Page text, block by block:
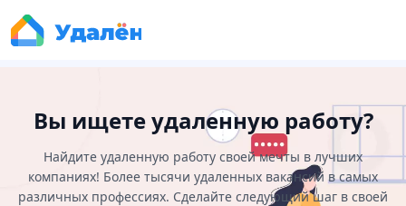
Вы ищете удаленную работу?
Найдите удаленную работу своей мечты в лучших
компаниях! Более тысячи удаленных вакансий в самых
различных профессиях. Сделайте следующий шаг в своей